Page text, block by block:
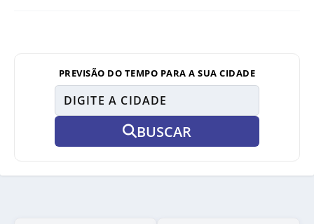
PREVISÃO DO TEMPO PARA A SUA CIDADE
BUSCAR